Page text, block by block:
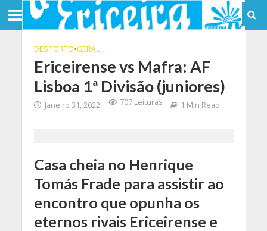
DESPORTO•GERAL
Ericeirense vs Mafra: AF
Lisboa 1ª Divisão (juniores)
Janeiro 31, 2022 707 Leituras 1 Min Read
Casa cheia no Henrique
Tomás Frade para assistir ao
encontro que opunha os
eternos rivais Ericeirense e